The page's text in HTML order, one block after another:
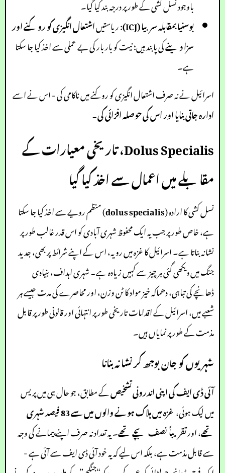
باوجود نسل کشی کے طور پر درجہ بند کیا گیا۔
بوسنیا بمقابلہ سربیا (ICJ)
: ریاستیںاشتعال انگیزی کو روکنے اور
سزا دینےکی پابند ہیں؛ نیت کو بار بار کی بے عملی سے اخذ کیا جا سکتا
ہے۔
اسرائیل نے نہ صرف اشتعال انگیزی کو روکنے میں ناکامی کی - اس نے اسے
ادارہ جاتی بنایا اور اس کی حوصلہ افزائی کی۔
Dolus Specialis، تاریخی معیارات کے
مقابلے میں اعمال سے اخذ کیا گیا
نسل کشی کا ارادہ (dolus specialis) منظم رویے سے اخذ کیا جا سکتا
ہے، خاص طور پر جب یہ ایک محفوظ شہری آبادی کو اس قدر غالب طور پر
نشانہ بناتا ہے۔ اسرائیل کا غزہ میں رویہ، اس کے اپنے شرائط پر بھی، جدید
جنگ میں دیکھی گئی ہر چیز سے کہیں زیادہ ہے۔ شہری اہداف، بنیادی
ڈھانچے کی تباہی، دھماکہ خیز مواد کا ٹن وزن، اور محاصرے کی مدت جیسے ہر
شعبے میں، اسرائیل کے اقدامات تاریخی طور پر انتہائی اور قانونی طور پر قابل
مذمت کے طور پر نمایاں ہیں۔
شہریوں کو جان بوجھ کر نشانہ بنانا
آئی ڈی ایف کی اپنی اندرونی تشخیصکے مطابق، جو حال ہی میں پریس
میں لیک ہوئی،
غزہ میں ہلاک ہونے والوں میں سے 83 فیصد شہری
تھے، اورتقریباً نصف بچے تھے۔ یہ تعداد نہ صرف اپنے پیمانے کی وجہ
سے قابل مذمت ہے، بلکہ اس لیے کہ یہ خود آئی ڈی ایف سے آئی ہے -